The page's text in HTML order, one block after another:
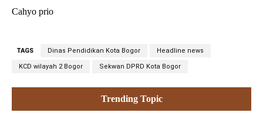
Cahyo prio
TAGS Dinas Pendidikan Kota Bogor Headline news
KCD wilayah 2 Bogor Sekwan DPRD Kota Bogor
Trending Topic